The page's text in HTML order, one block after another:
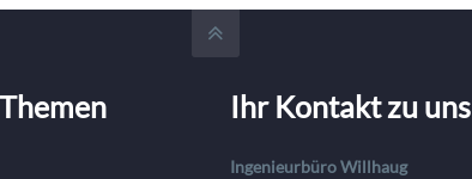
Ihr Kontakt zu uns
Ingenieurbüro Willhaug